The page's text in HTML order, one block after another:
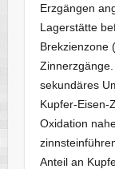
Erzgängen
Lagerstätte
Brekzienzone
sekundäres
Kupfer-Eisen-
Oxidation
Anteil an